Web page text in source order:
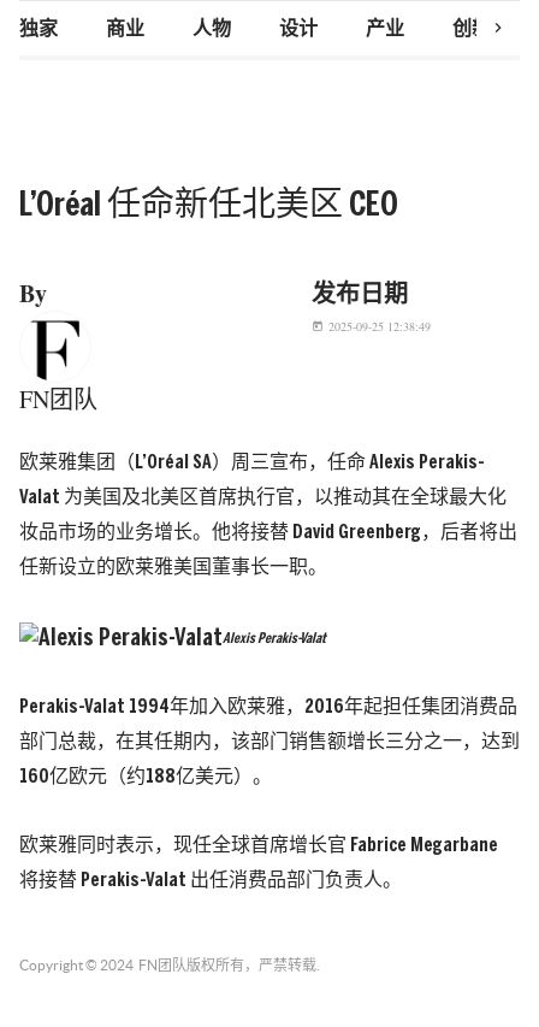
独家 商业 人物 设计 产业 创新研究
chevron_right
L’Oréal 任命新任北美区 CEO
By
FN团队
发布日期
today 2025-09-25 12:38:49
欧莱雅集团（L’Oréal SA）周三宣布，任命 Alexis Perakis-
Valat 为美国及北美区首席执行官，以推动其在全球最大化
妆品市场的业务增长。他将接替 David Greenberg，后者将出
任新设立的欧莱雅美国董事长一职。
Alexis Perakis-Valat
Perakis-Valat 1994年加入欧莱雅，2016年起担任集团消费品
部门总裁，在其任期内，该部门销售额增长三分之一，达到
160亿欧元（约188亿美元）。
欧莱雅同时表示，现任全球首席增长官 Fabrice Megarbane
将接替 Perakis-Valat 出任消费品部门负责人。
Copyright © 2024 FN团队 版权所有，严禁转载.